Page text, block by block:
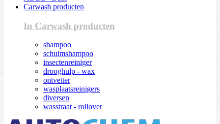
Carwash producten
In Carwash producten
shampoo
schuimshampoo
insectenreiniger
drooghulp - wax
ontvetter
wasplaatsreinigers
diversen
wasstraat - rollover